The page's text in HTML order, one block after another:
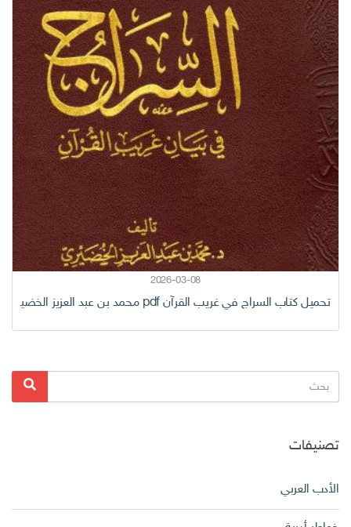
2026-03-08
تحميل كتاب السراج في غريب القرآن pdf محمد بن عبد العزيز الخضيري
البحث
عن:
بحث
تصنيفات
الأدب العربي